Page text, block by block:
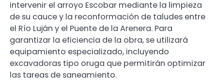
intervenir el arroyo Escobar mediante la limpieza
de su cauce y la reconformación de taludes entre
el Río Luján y el Puente de la Arenera. Para
garantizar la eficiencia de la obra, se utilizará
equipamiento especializado, incluyendo
excavadoras tipo oruga que permitirán optimizar
las tareas de saneamiento.